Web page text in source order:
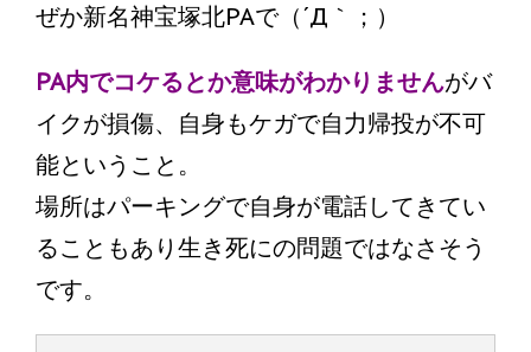
ぜか新名神宝塚北PAで（´Д｀；）
PA内でコケるとか意味がわかりませんがバ
イクが損傷、自身もケガで自力帰投が不可
能ということ。
場所はパーキングで自身が電話してきてい
ることもあり生き死にの問題ではなさそう
です。